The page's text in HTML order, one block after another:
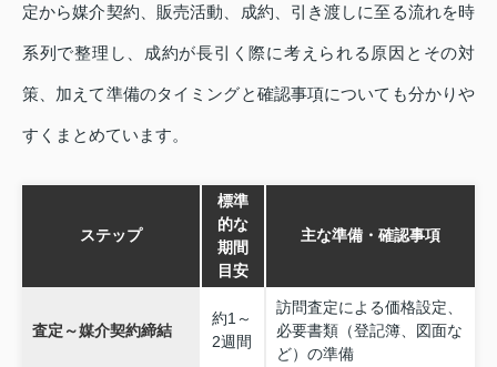
定から媒介契約、販売活動、成約、引き渡しに至る流れを時
系列で整理し、成約が長引く際に考えられる原因とその対
策、加えて準備のタイミングと確認事項についても分かりや
すくまとめています。
ステップ
標準
的な
期間
目安
主な準備・確認事項
査定～媒介契約締結
約1～
2週間
訪問査定による価格設定、
必要書類（登記簿、図面な
ど）の準備